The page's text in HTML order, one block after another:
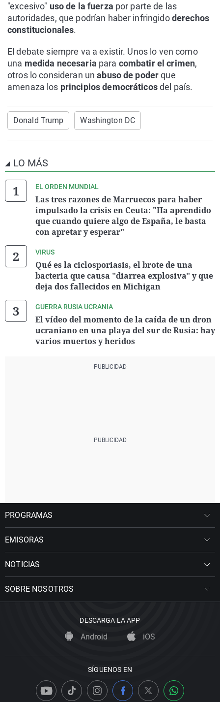
"excesivo" uso de la fuerza por parte de las
autoridades, que podrían haber infringidoderechos
constitucionales.
El debate siempre va a existir. Unos lo ven como
una medida necesaria para combatir el crimen,
otros lo consideran unabuso de poderque
amenaza los principios democráticosdel país.
Donald Trump Washington DC
LO MÁS
EL ORDEN MUNDIAL
Las tres razones de Marruecos para haber
impulsado la crisis en Ceuta: "Ha aprendido
que cuando quiere algo de España, le basta
con apretar y esperar"
VIRUS
Qué es la ciclosporiasis, el brote de una
bacteria que causa "diarrea explosiva" y que
deja dos fallecidos en Michigan
GUERRA RUSIA UCRANIA
El vídeo del momento de la caída de un dron
ucraniano en una playa del sur de Rusia: hay
varios muertos y heridos
PROGRAMAS
EMISORAS
NOTICIAS
SOBRE NOSOTROS
DESCARGA LA APP
Android iOS
SÍGUENOS EN